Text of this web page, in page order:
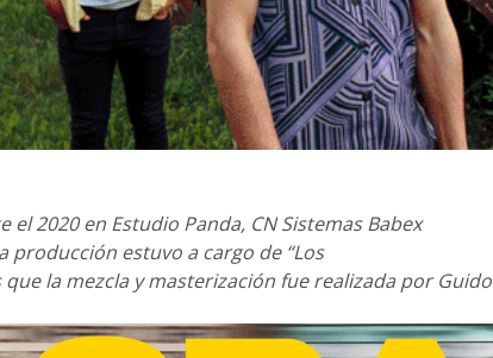
2020 en Estudio Panda, CN Sistemas Babex
producción estuvo a cargo de “Los
la mezcla y masterización fue realizada por Guido